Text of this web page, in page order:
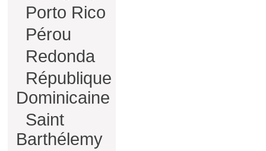
Porto Rico
Pérou
Redonda
République
Dominicaine
Saint
Barthélemy